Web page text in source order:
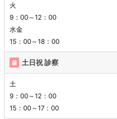
火
9：00～12：00
水金
15：00～18：00
土日祝 診察
土
9：00～12：00
15：00～17：00